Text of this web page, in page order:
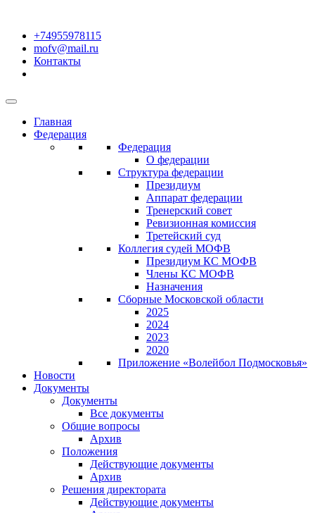
+74955978115
mofv@mail.ru
Контакты
Главная
Федерация
Федерация
О федерации
Структура федерации
Президиум
Аппарат федерации
Тренерский совет
Ревизионная комиссия
Третейский суд
Коллегия судей МОФВ
Президиум КС МОФВ
Члены КС МОФВ
Назначения
Сборные Московской области
2025
2024
2023
2020
Приложение «Волейбол Подмосковья»
Новости
Документы
Документы
Все документы
Общие вопросы
Архив
Положения
Действующие документы
Архив
Решения директората
Действующие документы